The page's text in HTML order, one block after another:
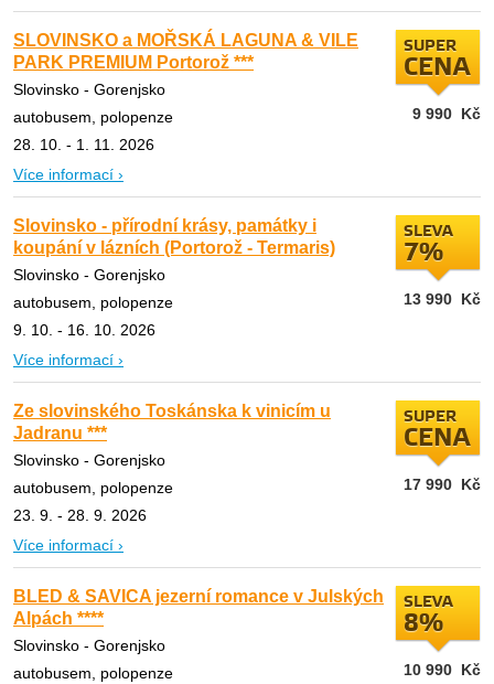
SLOVINSKO a MOŘSKÁ LAGUNA & VILE
PARK PREMIUM Portorož ***
Slovinsko - Gorenjsko
autobusem, polopenze
28. 10. - 1. 11. 2026
Více informací ›
SUPER
CENA
9 990 Kč
Slovinsko - přírodní krásy, památky i
koupání v lázních (Portorož - Termaris)
Slovinsko - Gorenjsko
autobusem, polopenze
9. 10. - 16. 10. 2026
Více informací ›
SLEVA
7%
13 990 Kč
Ze slovinského Toskánska k vinicím u
Jadranu ***
Slovinsko - Gorenjsko
autobusem, polopenze
23. 9. - 28. 9. 2026
Více informací ›
SUPER
CENA
17 990 Kč
BLED & SAVICA jezerní romance v Julských
Alpách ****
Slovinsko - Gorenjsko
autobusem, polopenze
SLEVA
8%
10 990 Kč